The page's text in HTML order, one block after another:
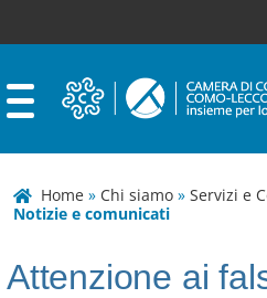
Home » Chi siamo » Servizi e
Notizie e comunicati
Attenzione ai